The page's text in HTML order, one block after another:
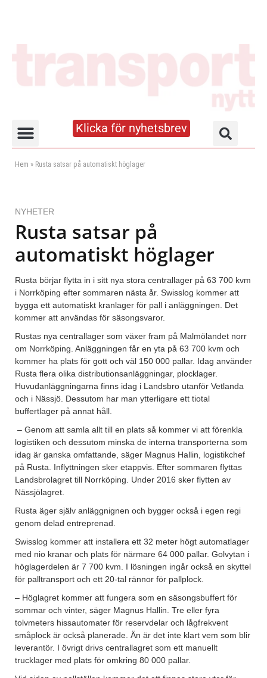
Klicka för nyhetsbrev
Hem » Rusta satsar på automatiskt höglager
NYHETER
Rusta satsar på
automatiskt höglager
Rusta börjar flytta in i sitt nya stora centrallager på 63 700 kvm
i Norrköping efter sommaren nästa år. Swisslog kommer att
bygga ett automatiskt kranlager för pall i anläggningen. Det
kommer att användas för säsongsvaror.
Rustas nya centrallager som växer fram på Malmölandet norr
om Norrköping. Anläggningen får en yta på 63 700 kvm och
kommer ha plats för gott och väl 150 000 pallar. Idag använder
Rusta flera olika distributionsanläggningar, plocklager.
Huvudanläggningarna finns idag i Landsbro utanför Vetlanda
och i Nässjö. Dessutom har man ytterligare ett tiotal
buffertlager på annat håll.
– Genom att samla allt till en plats så kommer vi att förenkla
logistiken och dessutom minska de interna transporterna som
idag är ganska omfattande, säger Magnus Hallin, logistikchef
på Rusta. Inflyttningen sker etappvis. Efter sommaren flyttas
Landsbrolagret till Norrköping. Under 2016 sker flytten av
Nässjölagret.
Rusta äger själv anläggnignen och bygger också i egen regi
genom delad entreprenad.
Swisslog kommer att installera ett 32 meter högt automatlager
med nio kranar och plats för närmare 64 000 pallar. Golvytan i
höglagerdelen är 7 700 kvm. I lösningen ingår också en skyttel
för palltransport och ett 20-tal rännor för pallplock.
– Höglagret kommer att fungera som en säsongsbuffert för
sommar och vinter, säger Magnus Hallin. Tre eller fyra
tolvmeters hissautomater för reservdelar och lågfrekvent
småplock är också planerade. Än är det inte klart vem som blir
leverantör. I övrigt drivs centrallagret som ett manuellt
trucklager med plats för omkring 80 000 pallar.